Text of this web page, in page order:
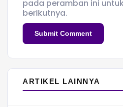
pada peramban ini
berikutnya.
ARTIKEL LAINNYA